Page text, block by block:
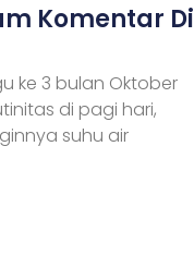
Komentar Di
ke 3 bulan Oktober
di pagi hari,
suhu air